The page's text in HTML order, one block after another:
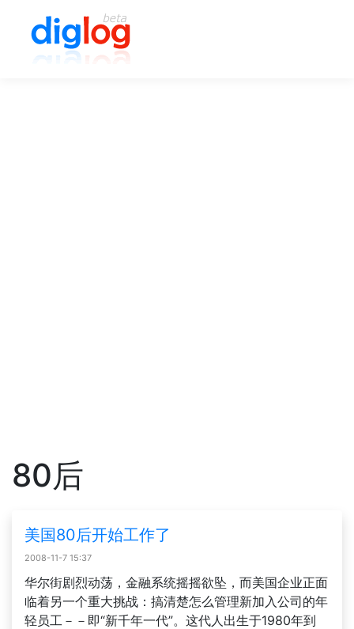
80后
美国80后开始工作了
2008-11-7 15:37
华尔街剧烈动荡，金融系统摇摇欲坠，而美国企业正面
临着另一个重大挑战：搞清楚怎么管理新加入公司的年
轻员工－－即“新千年一代”。这代人出生于1980年到